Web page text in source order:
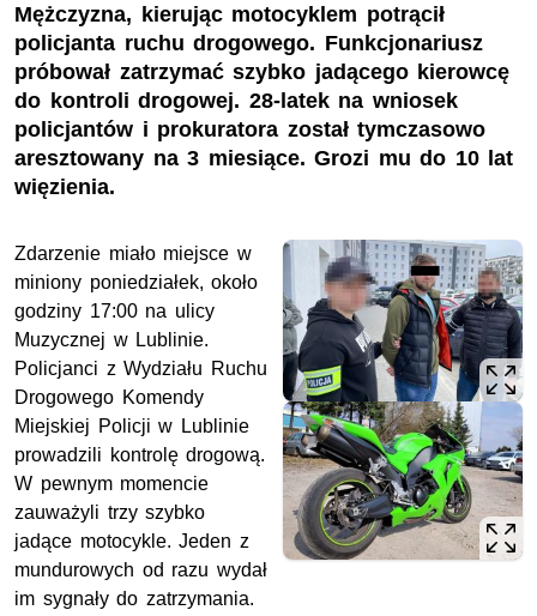
Mężczyzna, kierując motocyklem potrącił
policjanta ruchu drogowego. Funkcjonariusz
próbował zatrzymać szybko jadącego kierowcę
do kontroli drogowej. 28-latek na wniosek
policjantów i prokuratora został tymczasowo
aresztowany na 3 miesiące. Grozi mu do 10 lat
więzienia.
Zdarzenie miało miejsce w
miniony poniedziałek, około
godziny 17:00 na ulicy
Muzycznej w Lublinie.
Policjanci z Wydziału Ruchu
Drogowego Komendy
Miejskiej Policji w Lublinie
prowadzili kontrolę drogową.
W pewnym momencie
zauważyli trzy szybko
jadące motocykle. Jeden z
mundurowych od razu wydał
im sygnały do zatrzymania.